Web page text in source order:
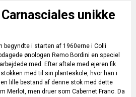
unikke
begyndte i starten af 1960erne i Colli
ønologen Remo Bordini en speciel
med. Efter aftale med ejeren fik
med til sin planteskole, hvor han i
lille bestand af denne stok med dette
Merlot, men druer som Cabernet Franc. Da